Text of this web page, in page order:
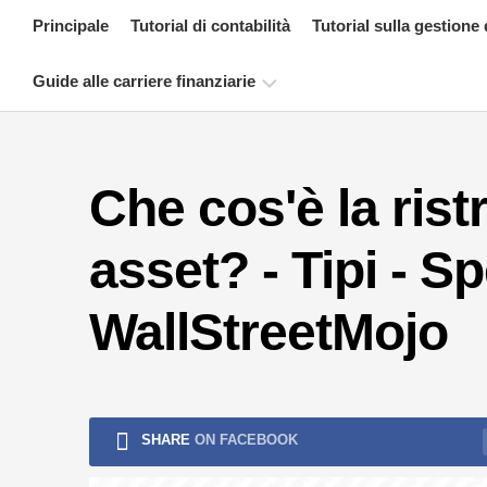
Principale Tutorial di contabilità Tutorial sulla gestione
Guide alle carriere finanziarie
certificazione
Tutorial
modellazione
finanziaria
Che cos'è la
asset? - Tipi -
WallStreetMojo
SHARE ON FACEBOOK